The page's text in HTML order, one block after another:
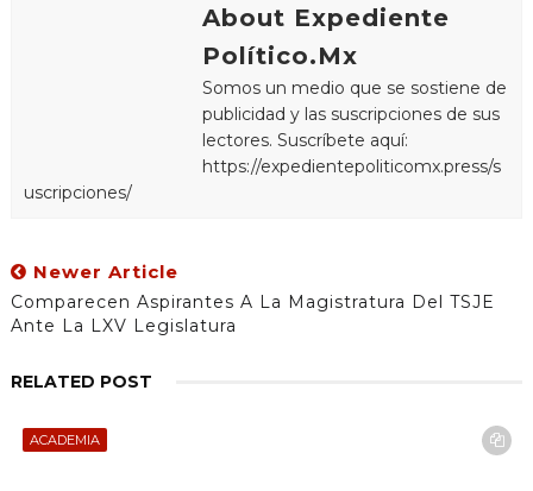
About Expediente
Político.Mx
Somos un medio que se sostiene de
publicidad y las suscripciones de sus
lectores. Suscríbete aquí:
https://expedientepoliticomx.press/s
uscripciones/
Newer Article
Comparecen Aspirantes A La Magistratura Del TSJE
Ante La LXV Legislatura
RELATED POST
ACADEMIA